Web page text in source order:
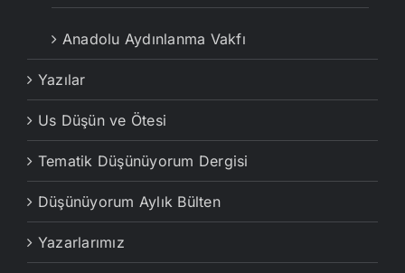
Anadolu Aydınlanma Vakfı
Yazılar
Us Düşün ve Ötesi
Tematik Düşünüyorum Dergisi
Düşünüyorum Aylık Bülten
Yazarlarımız